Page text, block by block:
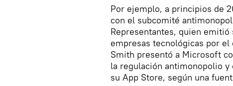
Por ejemplo, a principios de
con el subcomité
Representantes, quien
empresas tecnológicas por
Smith presentó a Microsoft
la regulación antimonopolio y
su App Store, según una